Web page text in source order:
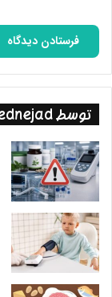
توسط drmotamednejad